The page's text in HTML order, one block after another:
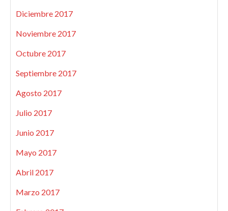
Diciembre 2017
Noviembre 2017
Octubre 2017
Septiembre 2017
Agosto 2017
Julio 2017
Junio 2017
Mayo 2017
Abril 2017
Marzo 2017